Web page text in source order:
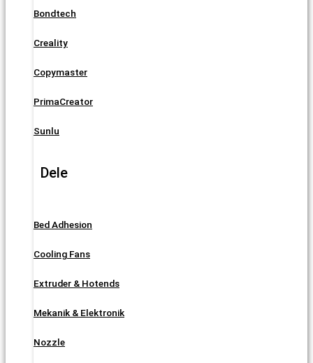
Bondtech
Creality
Copymaster
PrimaCreator
Sunlu
Dele
Bed Adhesion
Cooling Fans
Extruder & Hotends
Mekanik & Elektronik
Nozzle